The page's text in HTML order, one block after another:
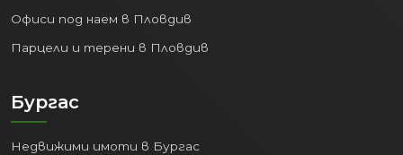
Офиси под наем в Пловдив
Парцели и терени в Пловдив
Бургас
Недвижими имоти в Бургас